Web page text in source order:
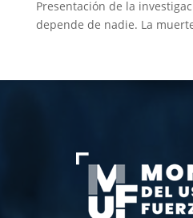
Presentación de la
depende de nadie. La